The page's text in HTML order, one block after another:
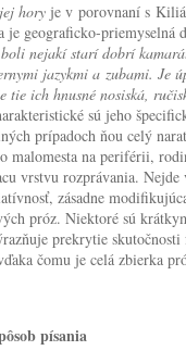
hory je v porovnaní s
geograficko-
nejakí starí dobrí
jazykmi a zubami.
tie ich hnusné nosiská,
sú jeho
prípadoch ňou celý
malomesta na periférii,
vrstvu rozprávania.
zásadne
próz. Niektoré sú
prekrytie
čomu je celá zbierka
písania